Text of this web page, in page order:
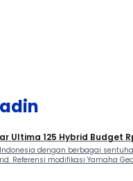
Ultima 125 Hybrid Budget
dengan berbagai
Referensi modifikasi Yamaha